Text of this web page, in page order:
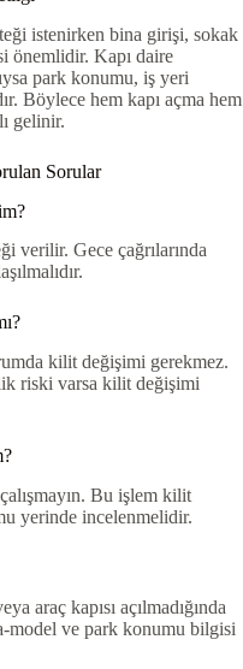
istenirken bina girişi, sokak
önemlidir. Kapı daire
park konumu, iş yeri
Böylece hem kapı açma hem
gelinir.
Sorular
verilir. Gece çağrılarında
kilit değişimi gerekmez.
riski varsa kilit değişimi
Bu işlem kilit
yerinde incelenmelidir.
araç kapısı açılmadığında
model ve park konumu bilgisi